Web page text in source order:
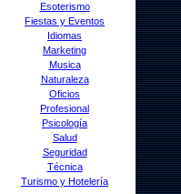
Esoterismo
Fiestas y Eventos
Idiomas
Marketing
Musica
Naturaleza
Oficios
Profesional
Psicología
Salud
Seguridad
Técnica
Turismo y Hotelería